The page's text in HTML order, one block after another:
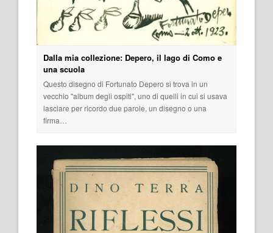
Dalla mia collezione: Depero, il lago di Como e
una scuola
Questo disegno di Fortunato Depero si trova in un
vecchio "album degli ospiti", uno di quelli in cui si usava
lasciare per ricordo due parole, un disegno o una
firma…